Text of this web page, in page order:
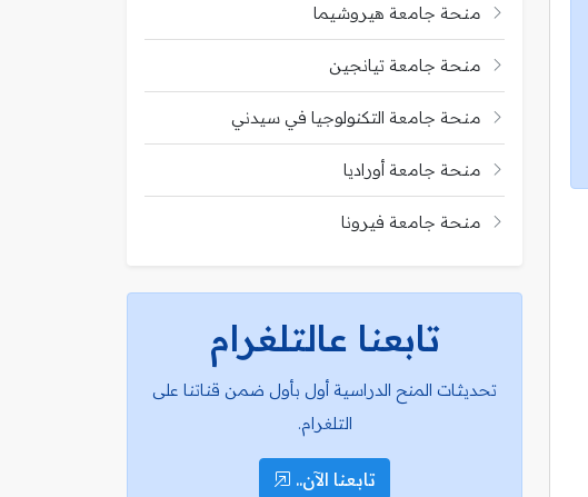
منحة جامعة هيروشيما
منحة جامعة تيانجين
منحة جامعة التكنولوجيا في سيدني
منحة جامعة أوراديا
منحة جامعة فيرونا
تابعنا عالتلغرام
تحديثات المنح الدراسية أول بأول ضمن قناتنا على
التلغرام.
تابعنا الآن..